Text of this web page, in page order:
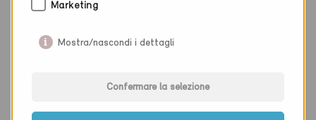
Luogo Basel
Marketing
Mostra/nascondi i dettagli
Confermare la selezione